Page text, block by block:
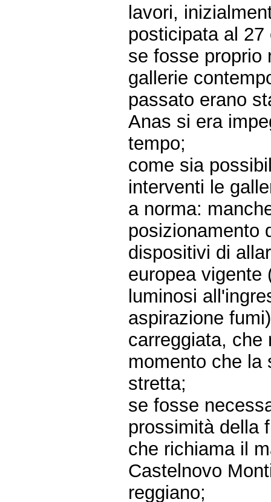
lavori,
posticipata al 27
se fosse proprio
gallerie
passato erano
Anas si era
tempo;
come sia
interventi le
a norma:
posizionamento
dispositivi di
europea vigente
luminosi
aspirazione
carreggiata, che
momento che la
stretta;
se fosse
prossimità della
che richiama il
Castelnovo
reggiano;